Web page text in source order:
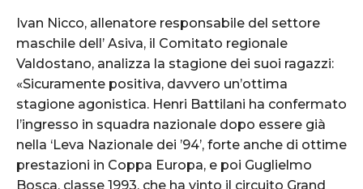
Ivan Nicco, allenatore responsabile del settore
maschile dell’ Asiva, il Comitato regionale
Valdostano, analizza la stagione dei suoi ragazzi:
«Sicuramente positiva, davvero un’ottima
stagione agonistica. Henri Battilani ha confermato
l’ingresso in squadra nazionale dopo essere già
nella ‘Leva Nazionale dei ’94’, forte anche di ottime
prestazioni in Coppa Europa, e poi Guglielmo
Bosca, classe 1993, che ha vinto il circuito Grand